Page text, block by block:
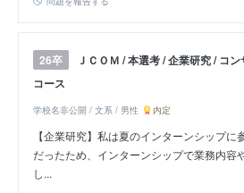
26卒
ＪＣＯＭ / 本選考 / 企業研究 / コ
コース
学校名非公開 / 文系 / 男性 内定
【企業研究】私は夏のインターンシップ
だったため、インターンシップで業務内容
し...